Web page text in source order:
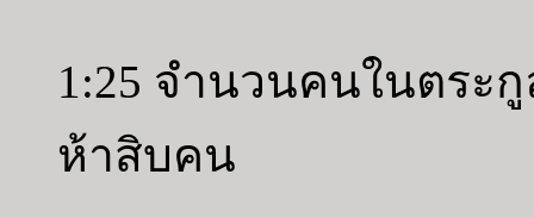
1:25 จำนวนคนในตระ
ห้าสิบคน